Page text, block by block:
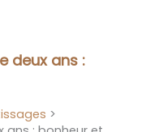
deux ans :